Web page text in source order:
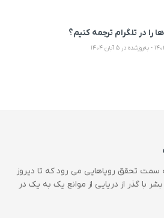
را در تلگرام ترجمه کنیم؟
سمت تحقق رویاهایی می رود که تا دیروز
با گذر از دریایی از موانع یک به یک در